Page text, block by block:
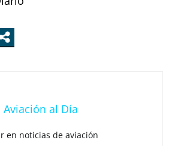
Aviación al Día
en noticias de aviación